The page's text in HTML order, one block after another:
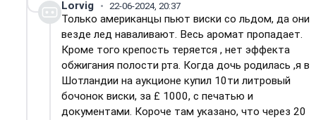
Lorvig 22-06-2024, 20:37
Только американцы пьют виски со льдом, да они
везде лед наваливают. Весь аромат пропадает.
Кроме того крепость теряется , нет эффекта
обжигания полости рта. Когда дочь родилась ,я в
Шотландии на аукционе купил 10ти литровый
бочонок виски, за £ 1000, с печатью и
документами. Короче там указано, что через 20